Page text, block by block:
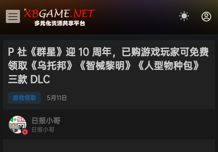
P 社《群星》迎 10 周年，已购游戏玩家可免费
领取《乌托邦》《智械黎明》《人型物种包》
三款 DLC
游戏领取 5月11日
日报小哥
日报小哥